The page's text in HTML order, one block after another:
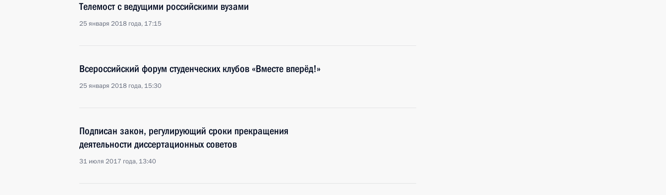
Телемост с ведущими российскими вузами
25 января 2018 года, 17:15
Всероссийский форум студенческих клубов «Вместе вперёд!»
25 января 2018 года, 15:30
Подписан закон, регулирующий сроки прекращения
деятельности диссертационных советов
31 июля 2017 года, 13:40